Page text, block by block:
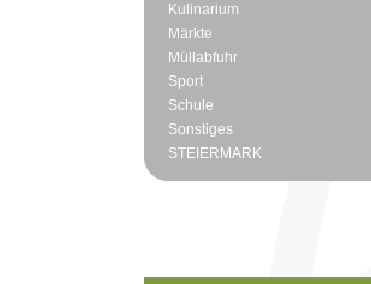
Kulinarium
Märkte
Müllabfuhr
Sport
Schule
Sonstiges
STEIERMARK